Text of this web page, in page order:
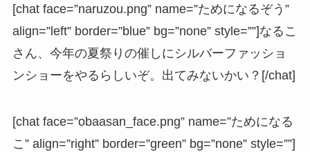
[chat face=”naruzou.png” name=”ためになるぞう”
align=”left” border=”blue” bg=”none” style=””]なるこ
さん、今年の夏祭りの催しにシルバーファッショ
ンショーをやるらしいぞ。出てみないかい？[/chat]
[chat face=”obaasan_face.png” name=”ためになる
こ” align=”right” border=”green” bg=”none” style=””]